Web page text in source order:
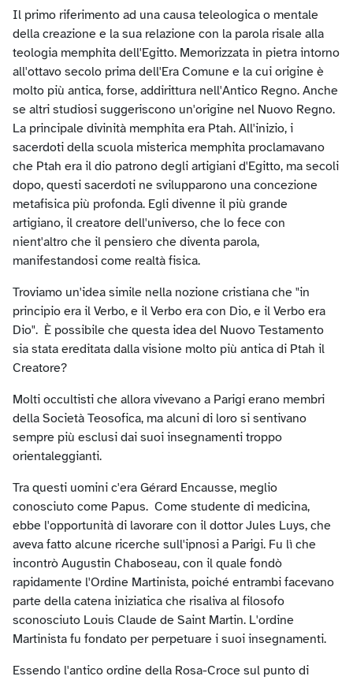
Il primo riferimento ad una causa teleologica o mentale
della creazione e la sua relazione con la parola risale alla
teologia memphita dell'Egitto. Memorizzata in pietra intorno
all'ottavo secolo prima dell'Era Comune e la cui origine è
molto più antica, forse, addirittura nell'Antico Regno. Anche
se altri studiosi suggeriscono un'origine nel Nuovo Regno.
La principale divinità memphita era Ptah. All'inizio, i
sacerdoti della scuola misterica memphita proclamavano
che Ptah era il dio patrono degli artigiani d'Egitto, ma secoli
dopo, questi sacerdoti ne svilupparono una concezione
metafisica più profonda. Egli divenne il più grande
artigiano, il creatore dell'universo, che lo fece con
nient'altro che il pensiero che diventa parola,
manifestandosi come realtà fisica.
Troviamo un'idea simile nella nozione cristiana che "in
principio era il Verbo, e il Verbo era con Dio, e il Verbo era
Dio". È possibile che questa idea del Nuovo Testamento
sia stata ereditata dalla visione molto più antica di Ptah il
Creatore?
Molti occultisti che allora vivevano a Parigi erano membri
della Società Teosofica, ma alcuni di loro si sentivano
sempre più esclusi dai suoi insegnamenti troppo
orientaleggianti.
Tra questi uomini c'era Gérard Encausse, meglio
conosciuto come Papus. Come studente di medicina,
ebbe l'opportunità di lavorare con il dottor Jules Luys, che
aveva fatto alcune ricerche sull'ipnosi a Parigi. Fu lì che
incontrò Augustin Chaboseau, con il quale fondò
rapidamente l'Ordine Martinista, poiché entrambi facevano
parte della catena iniziatica che risaliva al filosofo
sconosciuto Louis Claude de Saint Martin. L'ordine
Martinista fu fondato per perpetuare i suoi insegnamenti.
Essendo l'antico ordine della Rosa-Croce sul punto di